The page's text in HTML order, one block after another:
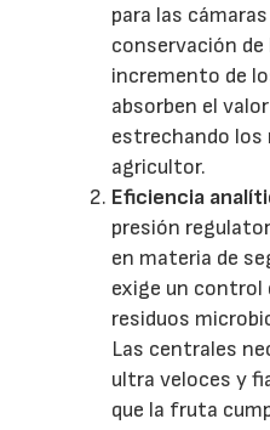
para las
conservación de
incremento de
absorben el
estrechando los
agricultor.
Eficiencia
presión
en materia de
exige un control
residuos
Las centrales
ultra veloces y
que la fruta